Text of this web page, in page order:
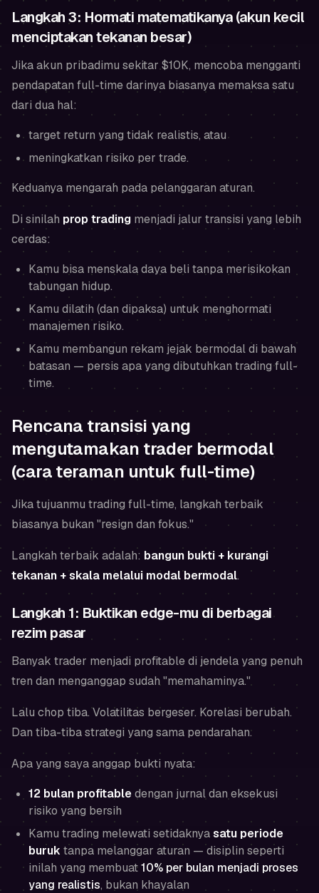
Langkah 3: Hormati matematikanya (akun kecil
menciptakan tekanan besar)
Jika akun pribadimu sekitar $10K, mencoba mengganti
pendapatan full-time darinya biasanya memaksa satu
dari dua hal:
target return yang tidak realistis, atau
meningkatkan risiko per trade.
Keduanya mengarah pada pelanggaran aturan.
Di sinilah prop trading menjadi jalur transisi yang lebih
cerdas:
Kamu bisa menskala daya beli tanpa merisikokan
tabungan hidup.
Kamu dilatih (dan dipaksa) untuk menghormati
manajemen risiko.
Kamu membangun rekam jejak bermodal di bawah
batasan — persis apa yang dibutuhkan trading full-
time.
Rencana transisi yang
mengutamakan trader bermodal
(cara teraman untuk full-time)
Jika tujuanmu trading full-time, langkah terbaik
biasanya bukan "resign dan fokus."
Langkah terbaik adalah: bangun bukti + kurangi
tekanan + skala melalui modal bermodal.
Langkah 1: Buktikan edge-mu di berbagai
rezim pasar
Banyak trader menjadi profitable di jendela yang penuh
tren dan menganggap sudah "memahaminya."
Lalu chop tiba. Volatilitas bergeser. Korelasi berubah.
Dan tiba-tiba strategi yang sama pendarahan.
Apa yang saya anggap bukti nyata:
12 bulan profitabledengan jurnal dan eksekusi
risiko yang bersih
Kamu trading melewati setidaknyasatu periode
buruk tanpa melanggar aturan — disiplin seperti
inilah yang membuat10% per bulan menjadi proses
yang realistis, bukan khayalan